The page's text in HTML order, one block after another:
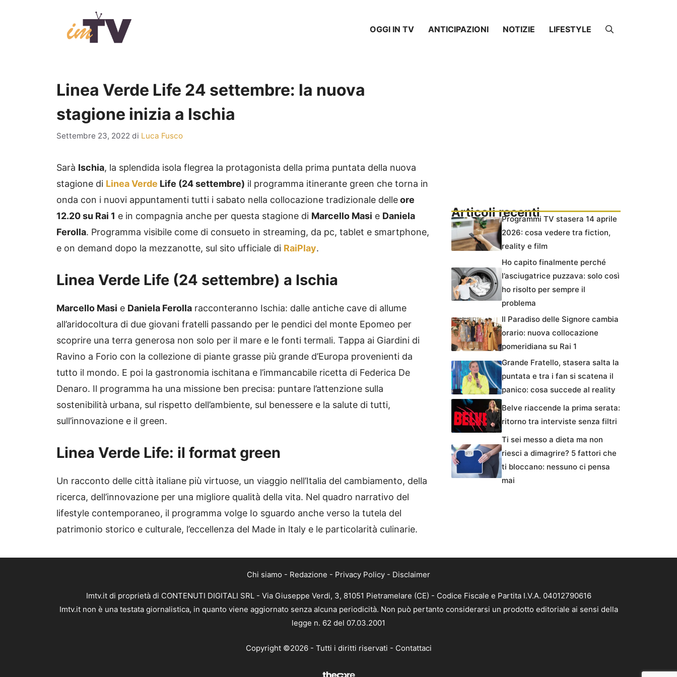
OGGI IN TV ANTICIPAZIONI NOTIZIE LIFESTYLE
Linea Verde Life 24 settembre: la nuova
stagione inizia a Ischia
Settembre 23, 2022 di Luca Fusco
Sarà Ischia, la splendida isola flegrea la protagonista della prima puntata della nuova
stagione di Linea Verde Life (24 settembre) il programma itinerante green che torna in
onda con i nuovi appuntamenti tutti i sabato nella collocazione tradizionale delleore
12.20 su Rai 1 e in compagnia anche per questa stagione di Marcello Masi e Daniela
Ferolla. Programma visibile come di consueto in streaming, da pc, tablet e smartphone,
e on demand dopo la mezzanotte, sul sito ufficiale di RaiPlay.
Linea Verde Life (24 settembre) a Ischia
Marcello Masi e Daniela Ferolla racconteranno Ischia: dalle antiche cave di allume
all’aridocoltura di due giovani fratelli passando per le pendici del monte Epomeo per
scoprire una terra generosa non solo per il mare e le fonti termali. Tappa ai Giardini di
Ravino a Forio con la collezione di piante grasse più grande d’Europa provenienti da
tutto il mondo. E poi la gastronomia ischitana e l’immancabile ricetta di Federica De
Denaro. Il programma ha una missione ben precisa: puntare l’attenzione sulla
sostenibilità urbana, sul rispetto dell’ambiente, sul benessere e la salute di tutti,
sull’innovazione e il green.
Linea Verde Life: il format green
Un racconto delle città italiane più virtuose, un viaggio nell’Italia del cambiamento, della
ricerca, dell’innovazione per una migliore qualità della vita. Nel quadro narrativo del
lifestyle contemporaneo, il programma volge Io sguardo anche verso la tutela del
patrimonio storico e culturale, l’eccellenza del Made in ltaly e le particolarità culinarie.
Articoli recentiProgrammi TV stasera 14 aprile
2026: cosa vedere tra fiction,
reality e film
Ho capito finalmente perché
l’asciugatrice puzzava: solo così
ho risolto per sempre il
problema
Il Paradiso delle Signore cambia
orario: nuova collocazione
pomeridiana su Rai 1
Grande Fratello, stasera salta la
puntata e tra i fan si scatena il
panico: cosa succede al reality
Belve riaccende la prima serata:
ritorno tra interviste senza filtri
Ti sei messo a dieta ma non
riesci a dimagrire? 5 fattori che
ti bloccano: nessuno ci pensa
mai
Chi siamo - Redazione - Privacy Policy - Disclaimer
Imtv.it di proprietà di CONTENUTI DIGITALI SRL - Via Giuseppe Verdi, 3, 81051 Pietramelare (CE) - Codice Fiscale e Partita I.V.A. 04012790616
Imtv.it non è una testata giornalistica, in quanto viene aggiornato senza alcuna periodicità. Non può pertanto considerarsi un prodotto editoriale ai sensi della
legge n. 62 del 07.03.2001
Copyright ©2026 - Tutti i diritti riservati - Contattaci